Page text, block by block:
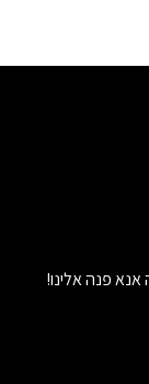
פנה אלינו!